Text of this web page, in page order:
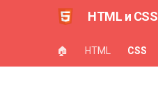
HTML и CSS
🏠 HTML CSS
block-size
border-*
border